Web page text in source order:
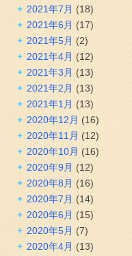
2021年7月 (18)
2021年6月 (17)
2021年5月 (2)
2021年4月 (12)
2021年3月 (13)
2021年2月 (13)
2021年1月 (13)
2020年12月 (16)
2020年11月 (12)
2020年10月 (16)
2020年9月 (12)
2020年8月 (16)
2020年7月 (14)
2020年6月 (15)
2020年5月 (7)
2020年4月 (13)